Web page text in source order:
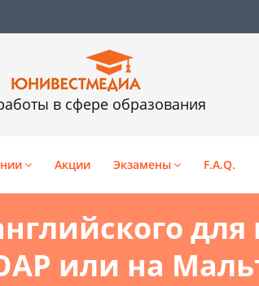
в сфере образования
Акции Экзамены F.A.Q.
или на